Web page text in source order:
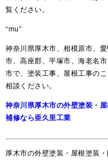
覧ください。
“mu”
神奈川県厚木市、相模原市、
市、高座郡、平塚市、海老名
市で、塗装工事、屋根工事の
相談ください。
神奈川県厚木市の外壁塗装・
補修なら亜久里工業
厚木市の外壁塗装・屋根塗装